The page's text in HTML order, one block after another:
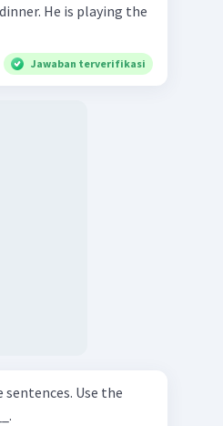
Jawaban terverifikasi
Use the